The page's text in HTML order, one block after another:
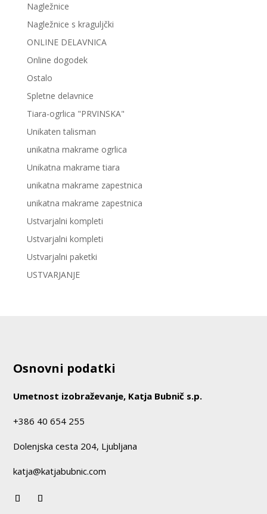
Nagležnice
Nagležnice s kraguljčki
ONLINE DELAVNICA
Online dogodek
Ostalo
Spletne delavnice
Tiara-ogrlica "PRVINSKA"
Unikaten talisman
unikatna makrame ogrlica
Unikatna makrame tiara
unikatna makrame zapestnica
unikatna makrame zapestnica
Ustvarjalni kompleti
Ustvarjalni kompleti
Ustvarjalni paketki
USTVARJANJE
Osnovni podatki
Umetnost izobraževanje, Katja Bubnič s.p.
+386 40 654 255
Dolenjska cesta 204, Ljubljana
katja@katjabubnic.com